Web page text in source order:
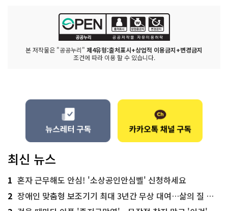
본 저작물은 "공공누리" 제4유형:출처표시+상업적 이용금지+변경금지
조건에 따라 이용 할 수 있습니다.
최신 뉴스
1 혼자 근무해도 안심! '소상공인안심벨' 신청하세요
2 장애인 맞춤형 보조기기 최대 3년간 무상 대여…삶의 질 높인다